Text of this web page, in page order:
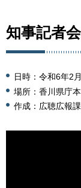
知事記者
日時：令和6年2
場所：香川県庁
作成：広聴広報課